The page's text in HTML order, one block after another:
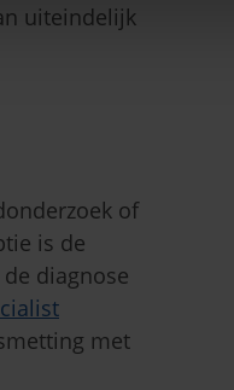
uiteindelijk
of
is de
diagnose
met